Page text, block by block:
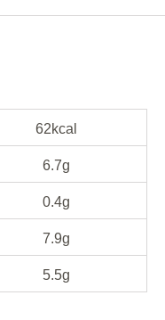
62kcal
6.7g
0.4g
7.9g
5.5g